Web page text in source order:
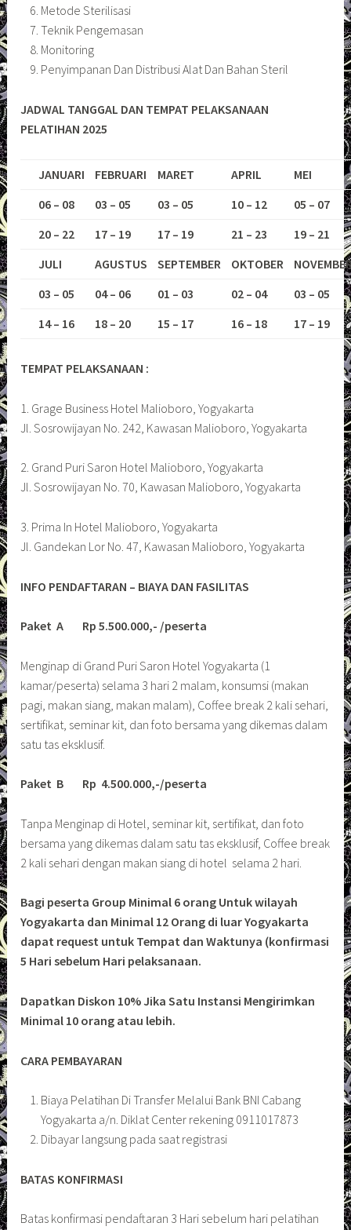
Metode Sterilisasi
Teknik Pengemasan
Monitoring
Penyimpanan Dan Distribusi Alat Dan Bahan Steril
JADWAL TANGGAL DAN TEMPAT PELAKSANAAN
PELATIHAN 2025
JANUARI FEBRUARI MARET APRIL
MEI
06 – 08
03 – 05 03 – 05 10 – 12
05 – 07
20 – 22
17 – 19 17 – 19 21 – 23
19 – 21
JULI
AGUSTUS SEPTEMBER OKTOBER
03 – 05
04 – 06 01 – 03 02 – 04
03 – 05
14 – 16
18 – 20 15 – 17 16 – 18 17 – 19
TEMPAT PELAKSANAAN :
1. Grage Business Hotel Malioboro, Yogyakarta
Jl. Sosrowijayan No. 242, Kawasan Malioboro, Yogyakarta
2. Grand Puri Saron Hotel Malioboro, Yogyakarta
Jl. Sosrowijayan No. 70, Kawasan Malioboro, Yogyakarta
3. Prima In Hotel Malioboro, Yogyakarta
Jl. Gandekan Lor No. 47, Kawasan Malioboro, Yogyakarta
INFO PENDAFTARAN – BIAYA DAN FASILITAS
Paket A Rp 5.500.000,- /peserta
Menginap di Grand Puri Saron Hotel Yogyakarta (1
kamar/peserta) selama 3 hari 2 malam, konsumsi (makan
pagi, makan siang, makan malam), Coffee break 2 kali sehari,
sertifikat, seminar kit, dan foto bersama yang dikemas dalam
satu tas eksklusif.
Paket B Rp 4.500.000,-/peserta
Tanpa Menginap di Hotel, seminar kit, sertifikat, dan foto
bersama yang dikemas dalam satu tas eksklusif, Coffee break
2 kali sehari dengan makan siang di hotel selama 2 hari.
Bagi peserta Group Minimal 6 orang Untuk wilayah
Yogyakarta dan Minimal 12 Orang di luar Yogyakarta
dapat request untuk Tempat dan Waktunya (konfirmasi
5 Hari sebelum Hari pelaksanaan.
Dapatkan Diskon 10% Jika Satu Instansi Mengirimkan
Minimal 10 orang atau lebih.
CARA PEMBAYARAN
Biaya Pelatihan Di Transfer Melalui Bank BNI Cabang
Yogyakarta a/n. Diklat Center rekening 0911017873
Dibayar langsung pada saat registrasi
BATAS KONFIRMASI
Batas konfirmasi pendaftaran 3 Hari sebelum hari pelatihan